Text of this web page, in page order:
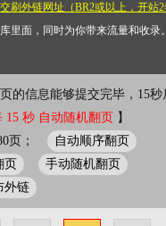
刷外链网址（BR2或以上，开站
里面，同时为你带来流量和收录
的信息能够提交完毕，15秒
15 秒 自动随机翻页 】
页；
自动顺序翻页
页
手动随机翻页
外链